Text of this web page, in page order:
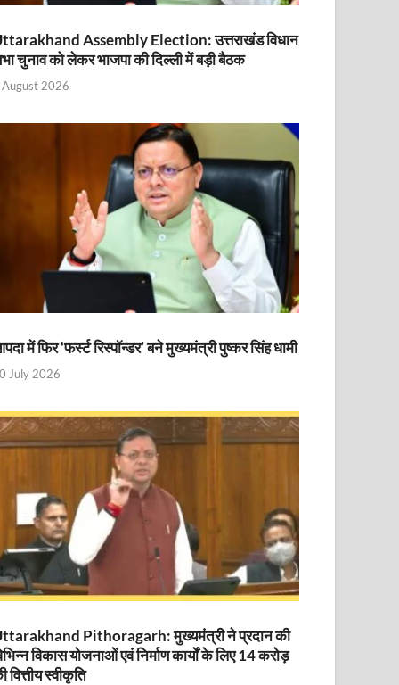
Assembly Election: उत्तराखंड विधान
चुनाव को लेकर भाजपा की दिल्ली में बड़ी बैठक
August 2026
में फिर ‘फर्स्ट रिस्पॉन्डर’ बने मुख्यमंत्री पुष्कर सिंह धामी
July 2026
Pithoragarh: मुख्यमंत्री ने प्रदान की
विकास योजनाओं एवं निर्माण कार्यों के लिए 14 करोड़
वित्तीय स्वीकृति